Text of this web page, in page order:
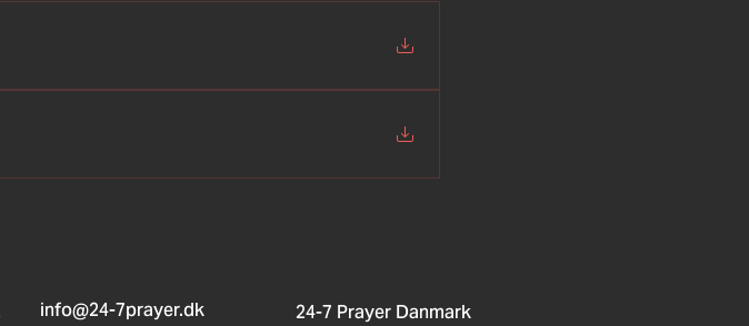
info@24-7prayer.dk
24-7 Prayer Danmark